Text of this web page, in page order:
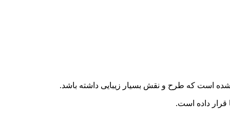
است که طرح و نقش بسیار زیبایی داشته باشد.
قرار داده است.